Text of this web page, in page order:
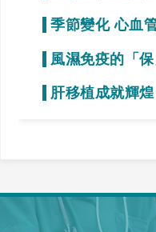
調整生活習慣「心
季節變化 心血
風濕免疫的「保
當運動，達到調整
肝移植成就輝